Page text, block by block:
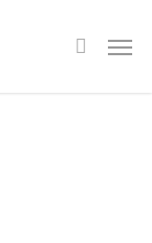
search